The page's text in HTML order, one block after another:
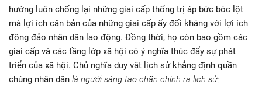
hướng luôn chống lại những giai cấp thống trị áp bức bóc lột
mà lợi ích căn bản của những giai cấp ấy đối kháng với lợi ích
đông đảo nhân dân lao động. Đồng thời, họ còn bao gồm các
giai cấp và các tầng lớp xã hội có ý nghĩa thúc đẩy sự phát
triển của xã hội. Chủ nghĩa duy vật lịch sử khẳng định quần
chúng nhân dân là người sáng tạo chân chính ra lịch sử: